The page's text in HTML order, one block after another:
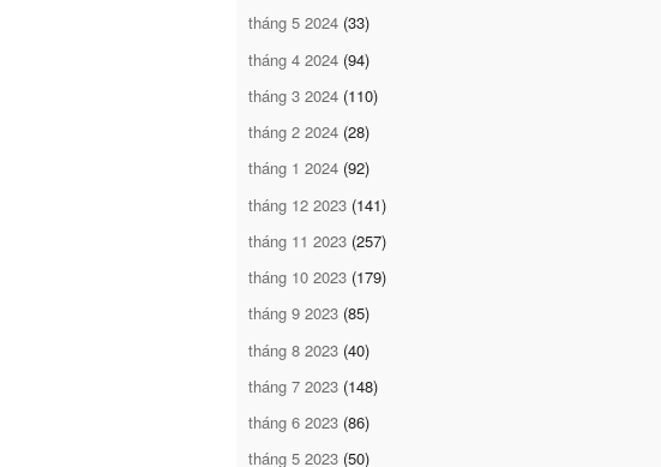
tháng 5 2024 (33)
tháng 4 2024 (94)
tháng 3 2024 (110)
tháng 2 2024 (28)
tháng 1 2024 (92)
tháng 12 2023 (141)
tháng 11 2023 (257)
tháng 10 2023 (179)
tháng 9 2023 (85)
tháng 8 2023 (40)
tháng 7 2023 (148)
tháng 6 2023 (86)
tháng 5 2023 (50)